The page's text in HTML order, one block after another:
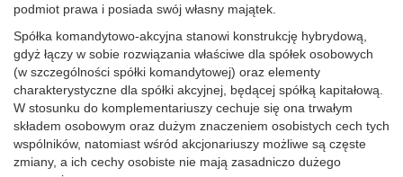
podmiot prawa i posiada swój własny majątek.
Spółka komandytowo-akcyjna stanowi konstrukcję hybrydową,
gdyż łączy w sobie rozwiązania właściwe dla spółek osobowych
(w szczególności spółki komandytowej) oraz elementy
charakterystyczne dla spółki akcyjnej, będącej spółką kapitałową.
W stosunku do komplementariuszy cechuje się ona trwałym
składem osobowym oraz dużym znaczeniem osobistych cech tych
wspólników, natomiast wśród akcjonariuszy możliwe są częste
zmiany, a ich cechy osobiste nie mają zasadniczo dużego